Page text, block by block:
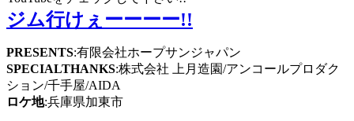
ジム行けぇーーーー!!
PRESENTS:有限会社ホープサンジャパン
SPECIALTHANKS:株式会社 上月造園/アンコールプロダク
ション/千手屋/AIDA
ロケ地:兵庫県加東市